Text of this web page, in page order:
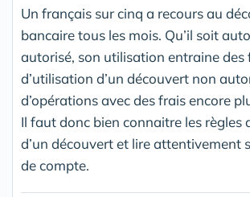
Un français sur cinq a recours au
bancaire tous les mois. Qu’il soit
autorisé, son utilisation entraine des
d’utilisation d’un découvert non
d’opérations avec des frais encore
Il faut donc bien connaitre les règles
d’un découvert et lire attentivement
de compte.